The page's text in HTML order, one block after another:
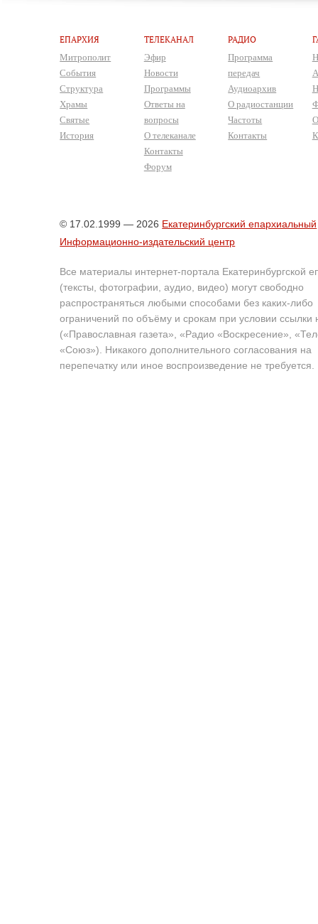
ЕПАРХИЯ
Митрополит
События
Структура
Храмы
Святые
История
ТЕЛЕКАНАЛ
Эфир
Новости
Программы
Ответы на
вопросы
О телеканале
Контакты
Форум
РАДИО
Программа
передач
Аудиоархив
О радиостанции
Частоты
Контакты
© 17.02.1999 — 2026 Екатеринбургский епархиальный
Информационно-издательский центр
Все материалы интернет-портала Екатеринбургской
(тексты, фотографии, аудио, видео) могут свободно
распространяться любыми способами без каких-либо
ограничений по объёму и срокам при условии ссылки
(«Православная газета», «Радио «Воскресение»,
«Союз»). Никакого дополнительного согласования на
перепечатку или иное воспроизведение не требуется.